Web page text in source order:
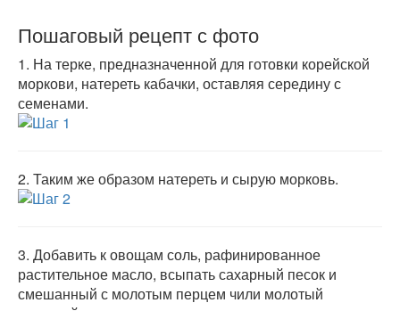
Пошаговый рецепт с фото
1. На терке, предназначенной для готовки корейской
моркови, натереть кабачки, оставляя середину с
семенами.
2. Таким же образом натереть и сырую морковь.
3. Добавить к овощам соль, рафинированное
растительное масло, всыпать сахарный песок и
смешанный с молотым перцем чили молотый